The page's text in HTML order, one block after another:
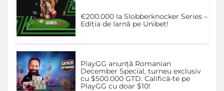
€200.000 la Slobberknocker Series –
Ediția de Iarnă pe Unibet!
PlayGG anunță Romanian
December Special, turneu exclusiv
cu $500.000 GTD. Califică-te pe
PlayGG cu doar $10!